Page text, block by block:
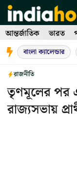
Skip
to
content
আন্তর্জাতিক ভারত
বাংলা ক্যালেন্ডার
রাজনীতি
তৃণমূলের পর
রাজ্যসভায়